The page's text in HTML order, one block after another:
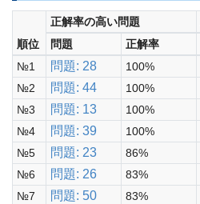
順位
正解率の高い問題
問題
正解率
№1
問題: 28 100%
№2
問題: 44 100%
№3
問題: 13 100%
№4
問題: 39 100%
№5
問題: 23 86%
№6
問題: 26 83%
№7
問題: 50 83%